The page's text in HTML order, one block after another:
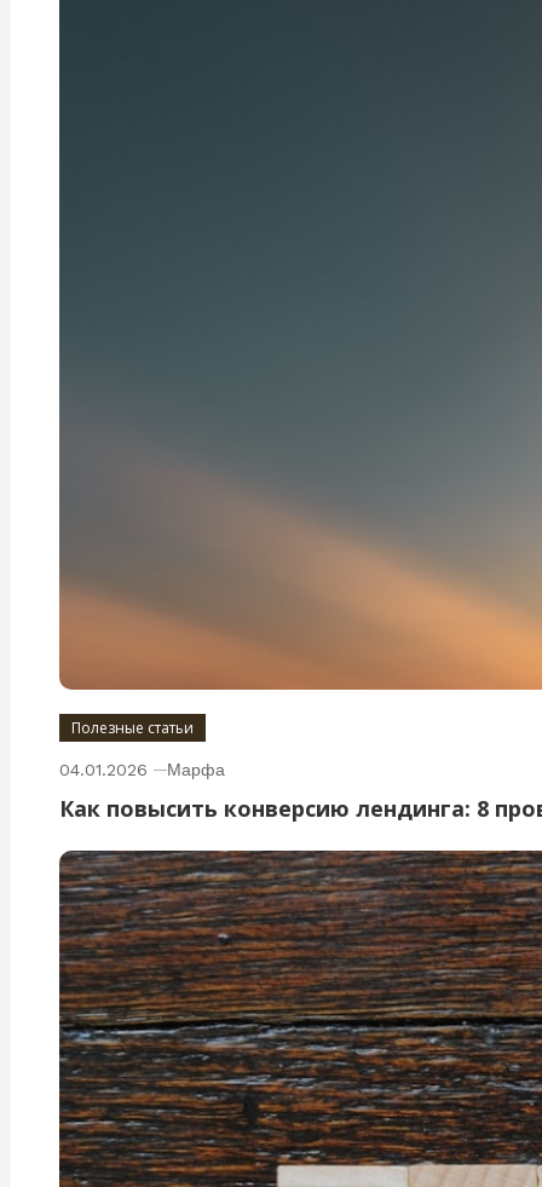
Полезные статьи
04.01.2026 Марфа
Как повысить конверсию лендинга: 8